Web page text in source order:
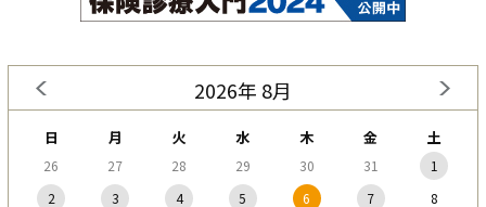
2026年 8月
日 月 火 水 木 金 土
26 27 28 29 30 31
1
2
3 4 5 6 7
8